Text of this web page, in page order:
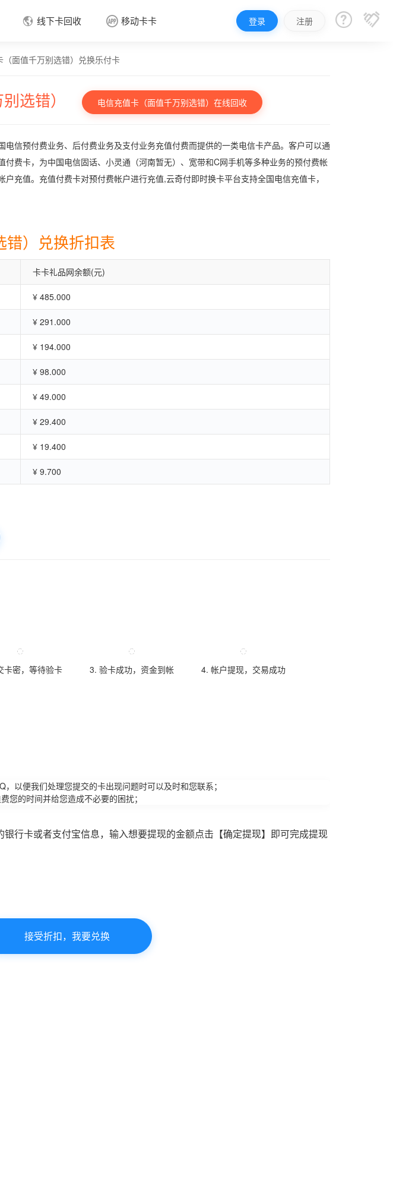
 线下卡回收  移动卡卡 登录 注册  
（面值千万别选错）兑换乐付卡
选错） 电信充值卡（面值千万别选错）在线回收
电信预付费业务、后付费业务及支付业务充值付费而提供的一类电信卡产品。客户可以通
费卡，为中国电信固话、小灵通（河南暂无）、宽带和C网手机等多种业务的预付费帐
充值。充值付费卡对预付费帐户进行充值,云奇付即时换卡平台支持全国电信充值卡，
错）兑换折扣表
卡卡礼品网余额(元)
¥ 485.000
¥ 291.000
¥ 194.000
¥ 98.000
¥ 49.000
¥ 29.400
¥ 19.400
¥ 9.700
卡密，等待验卡 3. 验卡成功，资金到帐 4. 帐户提现，交易成功
以便我们处理您提交的卡出现问题时可以及时和您联系；
您的时间并给您造成不必要的困扰；
行卡或者支付宝信息，输入想要提现的金额点击【确定提现】即可完成提现
接受折扣，我要兑换